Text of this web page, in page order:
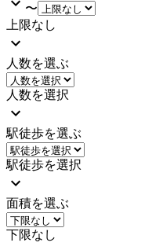
〜
上限なし
人数を選ぶ
人数を選択
駅徒歩を選ぶ
駅徒歩を選択
面積を選ぶ
下限なし